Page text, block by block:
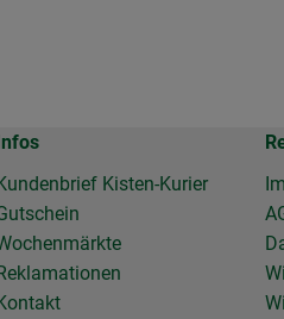
Kisten-Kurier